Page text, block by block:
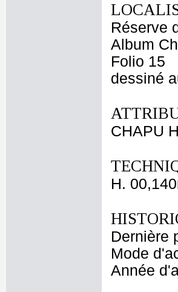
Réserve
Album
Folio 15
dessiné
CHAPU
H.
Dernière
Mode
Année